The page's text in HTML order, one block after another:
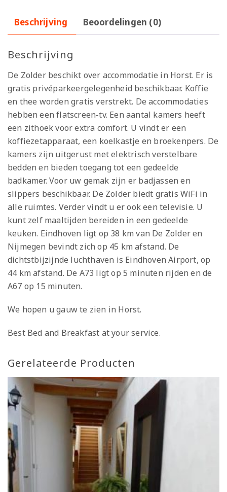
Beschrijving Beoordelingen (0)
Beschrijving
De Zolder beschikt over accommodatie in Horst. Er is
gratis privéparkeergelegenheid beschikbaar. Koffie
en thee worden gratis verstrekt. De accommodaties
hebben een flatscreen-tv. Een aantal kamers heeft
een zithoek voor extra comfort. U vindt er een
koffiezetapparaat, een koelkastje en broekenpers. De
kamers zijn uitgerust met elektrisch verstelbare
bedden en bieden toegang tot een gedeelde
badkamer. Voor uw gemak zijn er badjassen en
slippers beschikbaar. De Zolder biedt gratis WiFi in
alle ruimtes. Verder vindt u er ook een televisie. U
kunt zelf maaltijden bereiden in een gedeelde
keuken. Eindhoven ligt op 38 km van De Zolder en
Nijmegen bevindt zich op 45 km afstand. De
dichtstbijzijnde luchthaven is Eindhoven Airport, op
44 km afstand. De A73 ligt op 5 minuten rijden en de
A67 op 15 minuten.
We hopen u gauw te zien in Horst.
Best Bed and Breakfast at your service.
Gerelateerde Producten